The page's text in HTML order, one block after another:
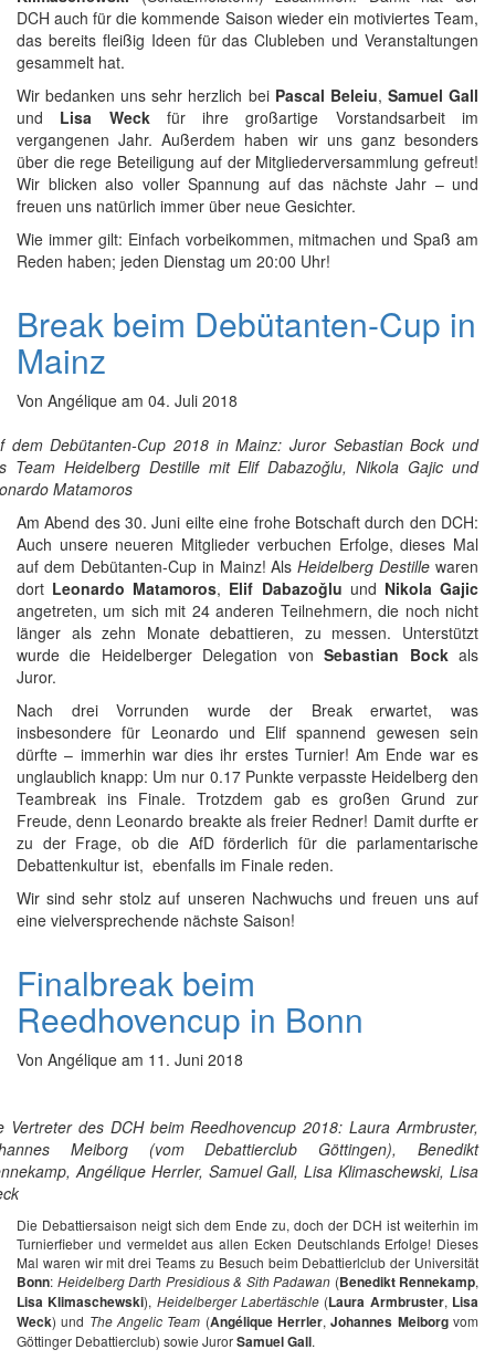
DCH auch für die kommende Saison wieder ein motiviertes Team,
das bereits fleißig Ideen für das Clubleben und Veranstaltungen
gesammelt hat.
Wir bedanken uns sehr herzlich bei Pascal Beleiu, Samuel Gall
und Lisa Weckfür ihre großartige Vorstandsarbeit im
vergangenen Jahr. Außerdem haben wir uns ganz besonders
über die rege Beteiligung auf der Mitgliederversammlung gefreut!
Wir blicken also voller Spannung auf das nächste Jahr – und
freuen uns natürlich immer über neue Gesichter.
Wie immer gilt: Einfach vorbeikommen, mitmachen und Spaß am
Reden haben; jeden Dienstag um 20:00 Uhr!
Break beim Debütanten-Cup in
Mainz
Von Angélique am 04. Juli 2018
dem Debütanten-Cup 2018 in Mainz: Juror Sebastian Bock und
Team Heidelberg Destille mit Elif Dabazoǧlu, Nikola Gajic und
Matamoros
Am Abend des 30. Juni eilte eine frohe Botschaft durch den DCH:
Auch unsere neueren Mitglieder verbuchen Erfolge, dieses Mal
auf dem Debütanten-Cup in Mainz! AlsHeidelberg Destille waren
dort Leonardo Matamoros, Elif Dabazoǧlu und Nikola Gajic
angetreten, um sich mit 24 anderen Teilnehmern, die noch nicht
länger als zehn Monate debattieren, zu messen. Unterstützt
wurde die Heidelberger Delegation vonSebastian Bockals
Juror.
Nach drei Vorrunden wurde der Break erwartet, was
insbesondere für Leonardo und Elif spannend gewesen sein
dürfte – immerhin war dies ihr erstes Turnier! Am Ende war es
unglaublich knapp: Um nur 0.17 Punkte verpasste Heidelberg den
Teambreak ins Finale. Trotzdem gab es großen Grund zur
Freude, denn Leonardo breakte als freier Redner! Damit durfte er
zu der Frage, ob die AfD förderlich für die parlamentarische
Debattenkultur ist, ebenfalls im Finale reden.
Wir sind sehr stolz auf unseren Nachwuchs und freuen uns auf
eine vielversprechende nächste Saison!
Finalbreak beim
Reedhovencup in Bonn
Von Angélique am 11. Juni 2018
Vertreter des DCH beim Reedhovencup 2018: Laura Armbruster,
Meiborg (vom Debattierclub Göttingen), Benedikt
Angélique Herrler, Samuel Gall, Lisa Klimaschewski, Lisa
Die Debattiersaison neigt sich dem Ende zu, doch der DCH ist weiterhin im
Turnierfieber und vermeldet aus allen Ecken Deutschlands Erfolge! Dieses
Mal waren wir mit drei Teams zu Besuch beim Debattierlclub der Universität
Bonn: Heidelberg Darth Presidious & Sith Padawan (Benedikt Rennekamp,
Lisa Klimaschewski), Heidelberger Labertäschle (Laura Armbruster, Lisa
Weck) und The Angelic Team (Angélique Herrler,Johannes Meiborgvom
Göttinger Debattierclub) sowie JurorSamuel Gall.